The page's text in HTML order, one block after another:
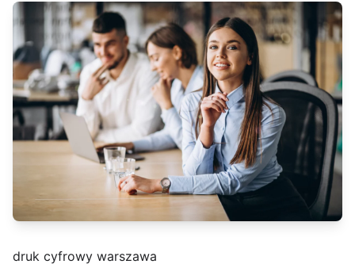
druk cyfrowy warszawa